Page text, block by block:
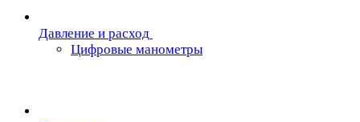
Давление и расход
Цифровые манометры